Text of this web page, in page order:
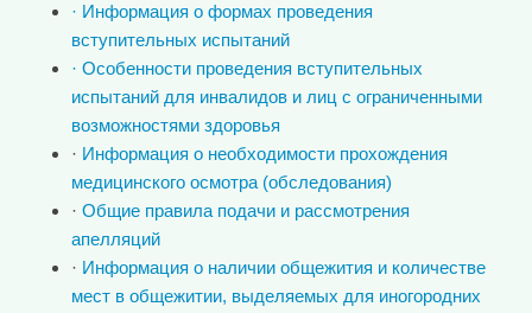
· Информация о формах проведения
вступительных испытаний
· Особенности проведения вступительных
испытаний для инвалидов и лиц с ограниченными
возможностями здоровья
· Информация о необходимости прохождения
медицинского осмотра (обследования)
· Общие правила подачи и рассмотрения
апелляций
· Информация о наличии общежития и количестве
мест в общежитии, выделяемых для иногородних